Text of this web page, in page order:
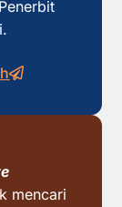
mencari